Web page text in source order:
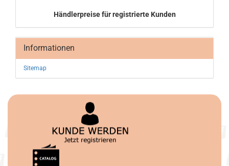
Händlerpreise für registrierte Kunden
Informationen
Sitemap